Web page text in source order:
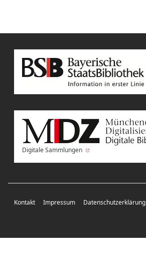
Digitale Sammlungen
Kontakt Impressum Datenschutzerklärung